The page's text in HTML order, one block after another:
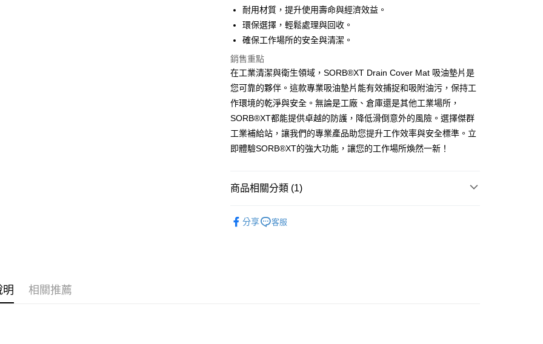
運送方式
每筆NT$60
付款後7-11取貨
每筆NT$60
新竹物流(大件商品、貨量較大)
每筆NT$200，滿NT$5,000(含以上)免運費
耐用材質，提升使用壽命與經濟效益。
環保選擇，輕鬆處理與回收。
確保工作場所的安全與清潔。
銷售重點
在工業清潔與衛生領域，SORB®XT Drain Cover Mat 吸油墊片是
您可靠的夥伴。這款專業吸油墊片能有效捕捉和吸附油污，保持工
作環境的乾淨與安全。無論是工廠、倉庫還是其他工業場所，
SORB®XT都能提供卓越的防護，降低滑倒意外的風險。選擇傑群
工業補給站，讓我們的專業產品助您提升工作效率與安全標準。立
即體驗SORB®XT的強大功能，讓您的工作場所煥然一新！
商品相關分類 (1)
分享
客服
明 相關推薦